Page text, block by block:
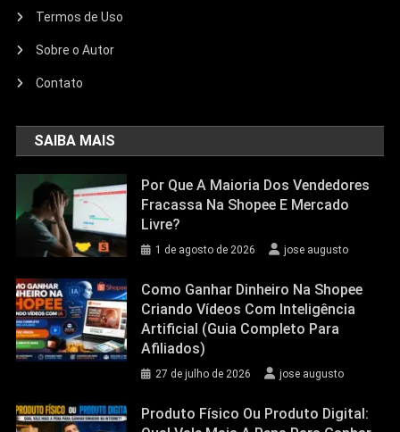
Termos de Uso
Sobre o Autor
Contato
SAIBA MAIS
Por Que A Maioria Dos Vendedores
Fracassa Na Shopee E Mercado
Livre?
1 de agosto de 2026 jose augusto
Como Ganhar Dinheiro Na Shopee
Criando Vídeos Com Inteligência
Artificial (Guia Completo Para
Afiliados)
27 de julho de 2026 jose augusto
Produto Físico Ou Produto Digital: